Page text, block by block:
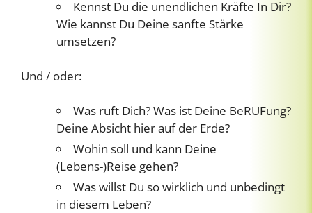
Kennst Du die unendlichen Kräfte In Dir?
Wie kannst Du Deine sanfte Stärke
umsetzen?
Und / oder:
Was ruft Dich? Was ist Deine BeRUFung?
Deine Absicht hier auf der Erde?
Wohin soll und kann Deine
(Lebens-)Reise gehen?
Was willst Du so wirklich und unbedingt
in diesem Leben?